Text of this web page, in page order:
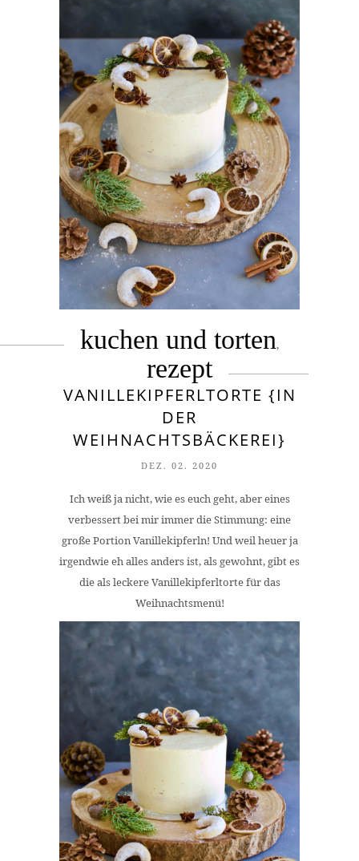
kuchen und torten,
rezept
VANILLEKIPFERLTORTE {IN
DER
WEIHNACHTSBÄCKEREI}
DEZ. 02. 2020
Ich weiß ja nicht, wie es euch geht, aber eines
verbessert bei mir immer die Stimmung: eine
große Portion Vanillekipferln! Und weil heuer ja
irgendwie eh alles anders ist, als gewohnt, gibt es
die als leckere Vanillekipferltorte für das
Weihnachtsmenü!